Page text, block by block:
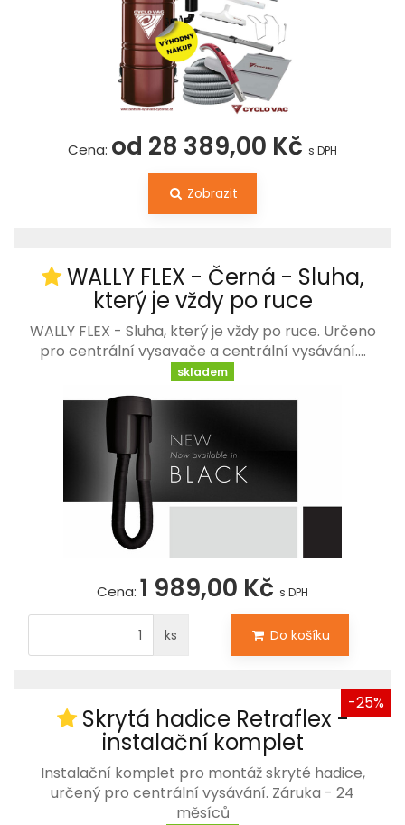
Cena: od 28 389,00 Kč s DPH
Zobrazit
WALLY FLEX - Černá - Sluha,
který je vždy po ruce
WALLY FLEX - Sluha, který je vždy po ruce. Určeno
pro centrální vysavače a centrální vysávání.…
skladem
Cena: 1 989,00 Kč s DPH
ks Do košíku
-25%
Skrytá hadice Retraflex -
instalační komplet
Instalační komplet pro montáž skryté hadice,
určený pro centrální vysávání. Záruka - 24
měsíců